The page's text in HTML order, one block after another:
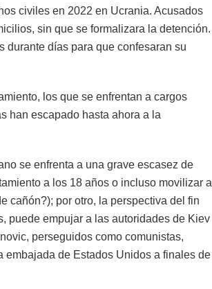
civiles en 2022 en Ucrania. Acusados
sin que se formalizara la detención.
durante días para que confesaran su
los que se enfrentan a cargos
han escapado hasta ahora a la
se enfrenta a una grave escasez de
a los 18 años o incluso movilizar a
cañón?); por otro, la perspectiva del fin
puede empujar a las autoridades de Kiev
perseguidos como comunistas,
embajada de Estados Unidos a finales de